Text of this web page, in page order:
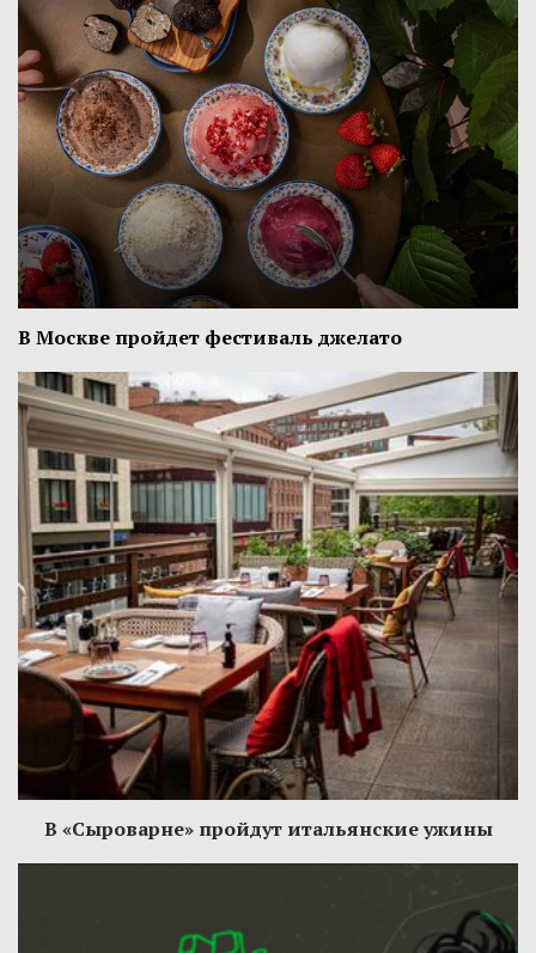
В Москве пройдет фестиваль джелато
В «Сыроварне» пройдут итальянские ужины